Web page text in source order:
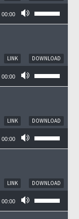
00:00
DOWNLOAD
LINK
00:00
DOWNLOAD
LINK
00:00
DOWNLOAD
LINK
00:00